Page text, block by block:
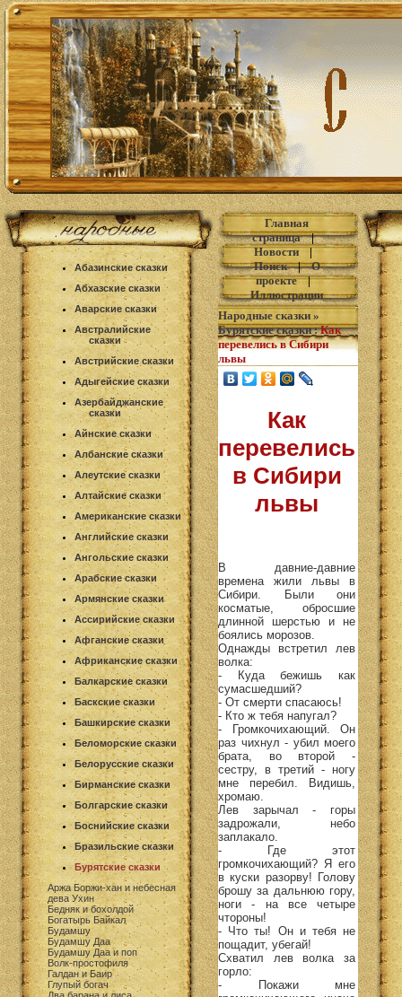
Абазинские сказки
Абхазские сказки
Аварские сказки
Австралийские
сказки
Австрийские сказки
Адыгейские сказки
Азербайджанские
сказки
Айнские сказки
Албанские сказки
Алеутские сказки
Алтайские сказки
Американские сказки
Английские сказки
Ангольские сказки
Арабские сказки
Армянские сказки
Ассирийские сказки
Афганские сказки
Африканские сказки
Балкарские сказки
Баскские сказки
Башкирские сказки
Беломорские сказки
Белорусские сказки
Бирманские сказки
Болгарские сказки
Боснийские сказки
Бразильские сказки
Бурятские сказки
Аржа Боржи-хан и небесная
дева Ухин
Бедняк и бохолдой
Богатырь Байкал
Будамшу
Будамшу Даа
Будамшу Даа и поп
Волк-простофиля
Галдан и Баир
Глупый богач
Главная
страница|
Новости|
Поиск|О
проекте|
Иллюстрации
Народные сказки »
Бурятские сказки: Как
перевелись в Сибири
львы
Как
перевелись
в Сибири
львы
В давние-давние
времена жили львы в
Сибири. Были они
косматые, обросшие
длинной шерстью и не
боялись морозов.
Однажды встретил лев
волка:
- Куда бежишь как
сумасшедший?
- От смерти спасаюсь!
- Кто ж тебя напугал?
- Громкочихающий. Он
раз чихнул - убил моего
брата, во второй -
сестру, в третий - ногу
мне перебил. Видишь,
хромаю.
Лев зарычал - горы
задрожали, небо
заплакало.
- Где этот
громкочихающий? Я его
в куски разорву! Голову
брошу за дальнюю гору,
ноги - на все четыре
чтороны!
- Что ты! Он и тебя не
пощадит, убегай!
Схватил лев волка за
горло:
- Покажи мне